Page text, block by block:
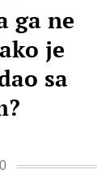
ga ne
je
sa
0